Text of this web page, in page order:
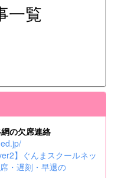
一覧
の欠席連絡
】ぐんまスクールネッ
・遅刻・早退の